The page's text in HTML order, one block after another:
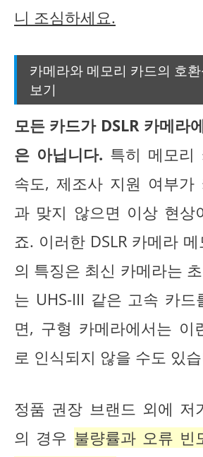
니 조심하세요.
카메라와 메모리 카드의 호
보기
모든 카드가 DSLR 카메라
은 아닙니다. 특히 메모리
속도, 제조사 지원 여부가
과 맞지 않으면 이상 현상
죠. 이러한 DSLR 카메라
의 특징은 최신 카메라는
는 UHS-III 같은 고속 카드
면, 구형 카메라에서는 이
로 인식되지 않을 수도 있
정품 권장 브랜드 외에 저
의 경우 불량률과 오류 빈